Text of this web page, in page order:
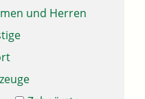
und Herren